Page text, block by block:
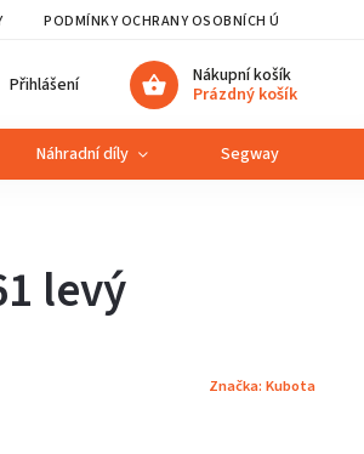
PODMÍNKY OCHRANY OSOBNÍCH ÚDAJŮ
Nákupní košík
Prázdný košík
Přihlášení
Náhradní díly Segway
levý
Značka: Kubota